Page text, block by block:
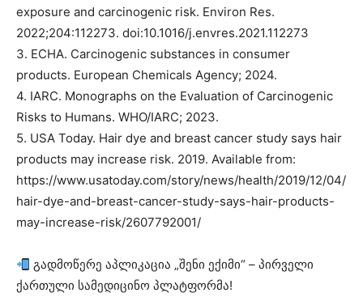
exposure and carcinogenic risk. Environ Res.
2022;204:112273. doi:10.1016/j.envres.2021.112273
3. ECHA. Carcinogenic substances in consumer
products. European Chemicals Agency; 2024.
4. IARC. Monographs on the Evaluation of Carcinogenic
Risks to Humans. WHO/IARC; 2023.
5. USA Today. Hair dye and breast cancer study says hair
products may increase risk. 2019. Available from:
https://www.usatoday.com/story/news/health/2019/12/04/
hair-dye-and-breast-cancer-study-says-hair-products-
may-increase-risk/2607792001/
გადმოწერე აპლიკაცია „შენი ექიმი“ – პირველი
ქართული სამედიცინო პლატფორმა!